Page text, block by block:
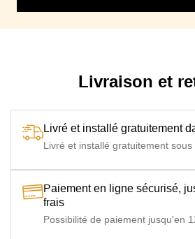
express type Rapido
Matelas
Matelas HR35 13 cm (11
double couche de polyester
Matelas
SUPER
Matelas SUPER 13 cm (11.5
Livraison et
Livré et installé gratuitement
Livré et installé gratuitement
Paiement en ligne sécurisé,
frais
Possibilité de paiement jusqu'en